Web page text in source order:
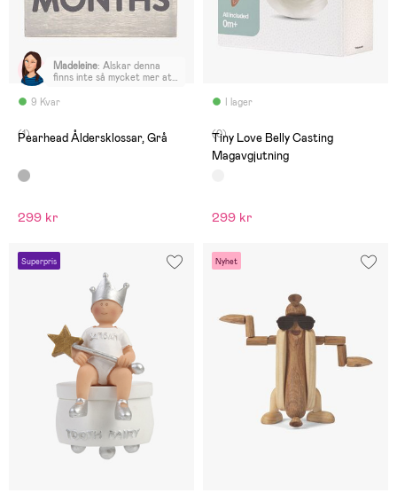
9 Kvar
Madeleine: Älskar denna
finns inte så mycket mer att
perfekt för mig för att
(1)
Pearhead Åldersklossar, Grå
299 kr
I lager
(0)
Tiny Love Belly Casting
Magavgjutning
299 kr
Superpris Nyhet